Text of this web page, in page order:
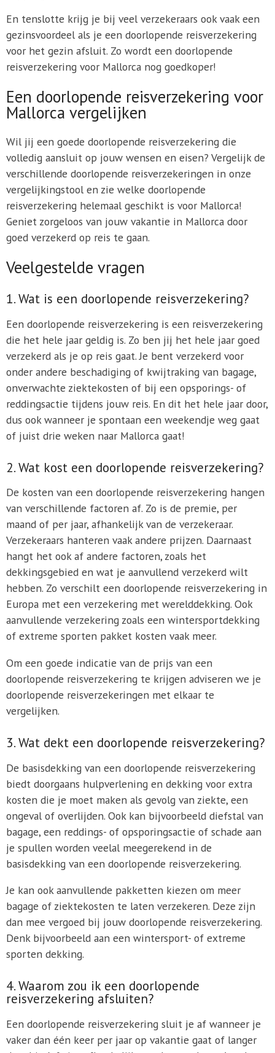
En tenslotte krijg je bij veel verzekeraars ook vaak een
gezinsvoordeel als je een doorlopende reisverzekering
voor het gezin afsluit. Zo wordt een doorlopende
reisverzekering voor Mallorca nog goedkoper!
Een doorlopende reisverzekering voor
Mallorca vergelijken
Wil jij een goede doorlopende reisverzekering die
volledig aansluit op jouw wensen en eisen? Vergelijk de
verschillende doorlopende reisverzekeringen in onze
vergelijkingstool en zie welke doorlopende
reisverzekering helemaal geschikt is voor Mallorca!
Geniet zorgeloos van jouw vakantie in Mallorca door
goed verzekerd op reis te gaan.
Veelgestelde vragen
1. Wat is een doorlopende reisverzekering?
Een doorlopende reisverzekering is een reisverzekering
die het hele jaar geldig is. Zo ben jij het hele jaar goed
verzekerd als je op reis gaat. Je bent verzekerd voor
onder andere beschadiging of kwijtraking van bagage,
onverwachte ziektekosten of bij een opsporings- of
reddingsactie tijdens jouw reis. En dit het hele jaar door,
dus ook wanneer je spontaan een weekendje weg gaat
of juist drie weken naar Mallorca gaat!
2. Wat kost een doorlopende reisverzekering?
De kosten van een doorlopende reisverzekering hangen
van verschillende factoren af. Zo is de premie, per
maand of per jaar, afhankelijk van de verzekeraar.
Verzekeraars hanteren vaak andere prijzen. Daarnaast
hangt het ook af andere factoren, zoals het
dekkingsgebied en wat je aanvullend verzekerd wilt
hebben. Zo verschilt een doorlopende reisverzekering in
Europa met een verzekering met werelddekking. Ook
aanvullende verzekering zoals een wintersportdekking
of extreme sporten pakket kosten vaak meer.
Om een goede indicatie van de prijs van een
doorlopende reisverzekering te krijgen adviseren we je
doorlopende reisverzekeringen met elkaar te
vergelijken.
3. Wat dekt een doorlopende reisverzekering?
De basisdekking van een doorlopende reisverzekering
biedt doorgaans hulpverlening en dekking voor extra
kosten die je moet maken als gevolg van ziekte, een
ongeval of overlijden. Ook kan bijvoorbeeld diefstal van
bagage, een reddings- of opsporingsactie of schade aan
je spullen worden veelal meegerekend in de
basisdekking van een doorlopende reisverzekering.
Je kan ook aanvullende pakketten kiezen om meer
bagage of ziektekosten te laten verzekeren. Deze zijn
dan mee vergoed bij jouw doorlopende reisverzekering.
Denk bijvoorbeeld aan een wintersport- of extreme
sporten dekking.
4. Waarom zou ik een doorlopende
reisverzekering afsluiten?
Een doorlopende reisverzekering sluit je af wanneer je
vaker dan één keer per jaar op vakantie gaat of langer